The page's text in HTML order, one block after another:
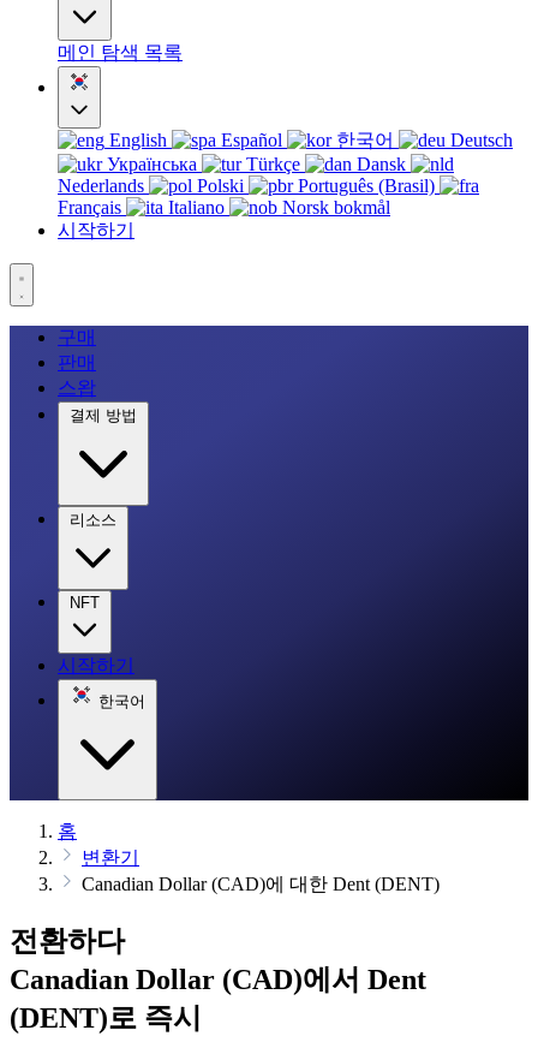
메인 탐색 목록
English Español 한국어
Deutsch
Українська
Türkçe
Dansk
Nederlands
Polski
Português (Brasil)
Français
Italiano
Norsk bokmål
시작하기
구매
판매
스왑
결제 방법
리소스
NFT
시작하기
한국어
홈
변환기
Canadian Dollar (CAD)에 대한 Dent (DENT)
전환하다
Canadian Dollar (CAD)에서 Dent
(DENT)로 즉시